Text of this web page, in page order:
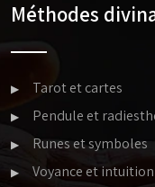
Méthodes
Tarot et cartes
Pendule et
Runes et symboles
Voyance et intuition